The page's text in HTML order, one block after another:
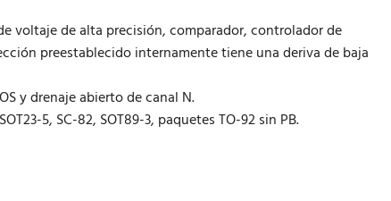
voltaje de alta precisión, comparador, controlador de
preestablecido internamente tiene una deriva de baja
y drenaje abierto de canal N.
5, SC-82, SOT89-3, paquetes TO-92 sin PB.